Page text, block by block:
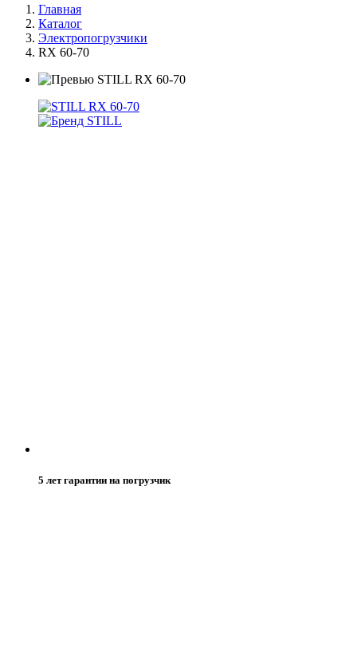
Главная
Каталог
Электропогрузчики
RX 60-70
5 лет гарантии на погрузчик